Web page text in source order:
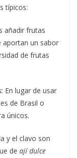
típicos:
añadir frutas
aportan un sabor
de frutas
En lugar de usar
de Brasil o
únicos.
y el clavo son
de ají dulce